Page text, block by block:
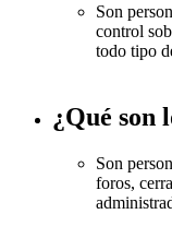
Son
control
todo tipo
¿Qué son
Son
foros,